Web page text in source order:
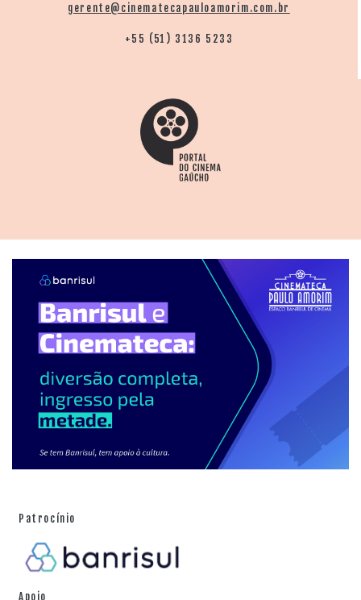
gerente@cinematecapauloamorim.com.br
+55 (51) 3136 5233
Patrocínio
Apoio